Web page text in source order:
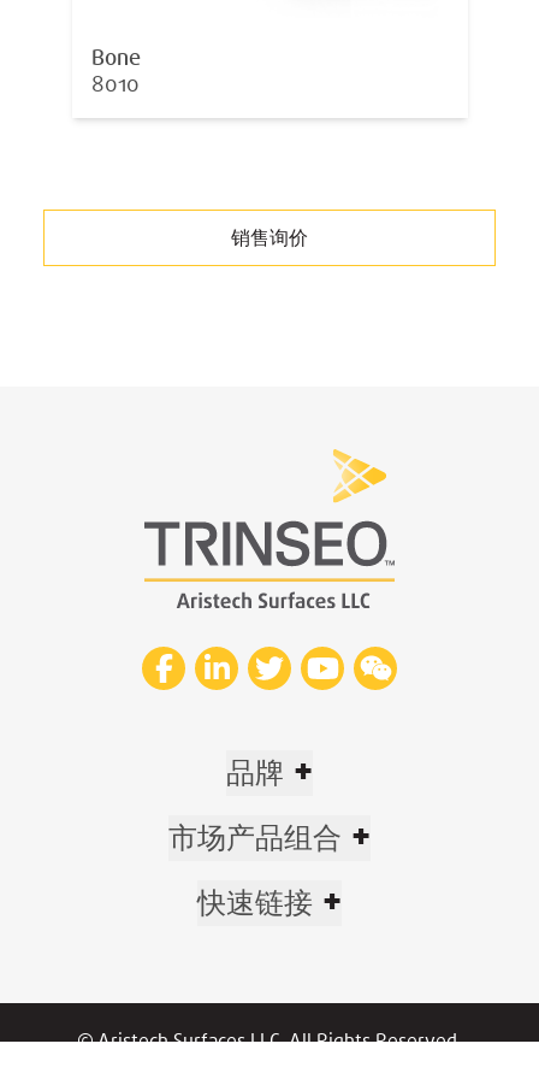
Bone
8010
销售询价
品牌 +
市场产品组合 +
快速链接 +
© Aristech Surfaces LLC. All Rights Reserved.